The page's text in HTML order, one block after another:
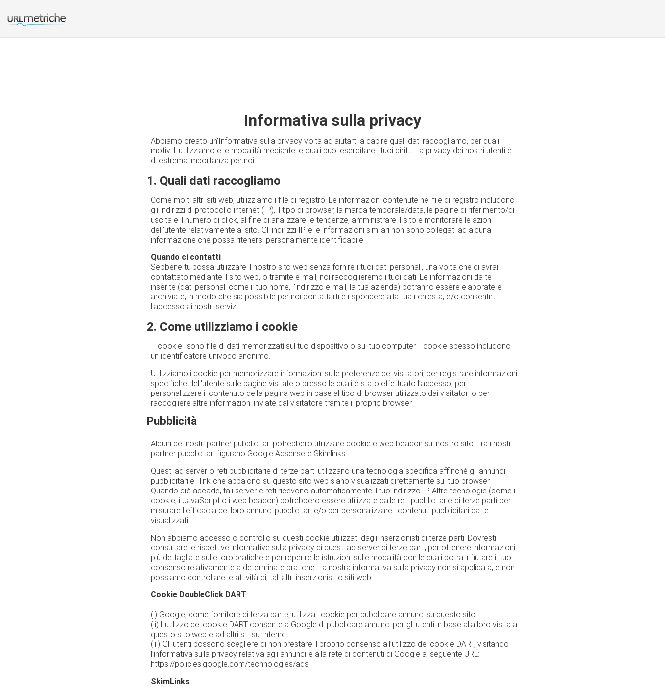
Informativa sulla privacy
Abbiamo creato un’Informativa sulla privacy volta ad aiutarti a capire quali dati raccogliamo, per quali
motivi li utilizziamo e le modalità mediante le quali puoi esercitare i tuoi diritti. La privacy dei nostri utenti è
di estrema importanza per noi.
1. Quali dati raccogliamo
Come molti altri siti web, utilizziamo i file di registro. Le informazioni contenute nei file di registro includono
gli indirizzi di protocollo internet (IP), il tipo di browser, la marca temporale/data, le pagine di riferimento/di
uscita e il numero di click, al fine di analizzare le tendenze, amministrare il sito e monitorare le azioni
dell'utente relativamente al sito. Gli indirizzi IP e le informazioni similari non sono collegati ad alcuna
informazione che possa ritenersi personalmente identificabile.
Quando ci contatti
Sebbene tu possa utilizzare il nostro sito web senza fornire i tuoi dati personali, una volta che ci avrai
contattato mediante il sito web, o tramite e-mail, noi raccoglieremo i tuoi dati. Le informazioni da te
inserite (dati personali come il tuo nome, l’indirizzo e-mail, la tua azienda) potranno essere elaborate e
archiviate, in modo che sia possibile per noi contattarti e rispondere alla tua richiesta, e/o consentirti
l'accesso ai nostri servizi.
2. Come utilizziamo i cookie
I "cookie" sono file di dati memorizzati sul tuo dispositivo o sul tuo computer. I cookie spesso includono
un identificatore univoco anonimo.
Utilizziamo i cookie per memorizzare informazioni sulle preferenze dei visitatori, per registrare informazioni
specifiche dell'utente sulle pagine visitate o presso le quali è stato effettuato l’accesso, per
personalizzare il contenuto della pagina web in base al tipo di browser utilizzato dai visitatori o per
raccogliere altre informazioni inviate dal visitatore tramite il proprio browser.
Pubblicità
Alcuni dei nostri partner pubblicitari potrebbero utilizzare cookie e web beacon sul nostro sito. Tra i nostri
partner pubblicitari figurano Google Adsense e Skimlinks.
Questi ad server o reti pubblicitarie di terze parti utilizzano una tecnologia specifica affinché gli annunci
pubblicitari e i link che appaiono su questo sito web siano visualizzati direttamente sul tuo browser.
Quando ciò accade, tali server e reti ricevono automaticamente il tuo indirizzo IP. Altre tecnologie (come i
cookie, i JavaScript o i web beacon) potrebbero essere utilizzate dalle reti pubblicitarie di terze parti per
misurare l'efficacia dei loro annunci pubblicitari e/o per personalizzare i contenuti pubblicitari da te
visualizzati.
Non abbiamo accesso o controllo su questi cookie utilizzati dagli inserzionisti di terze parti. Dovresti
consultare le rispettive informative sulla privacy di questi ad server di terze parti, per ottenere informazioni
più dettagliate sulle loro pratiche e per reperire le istruzioni sulle modalità con le quali potrai rifiutare il tuo
consenso relativamente a determinate pratiche. La nostra informativa sulla privacy non si applica a, e non
possiamo controllare le attività di, tali altri inserzionisti o siti web.
Cookie DoubleClick DART
(i) Google, come fornitore di terza parte, utilizza i cookie per pubblicare annunci su questo sito.
(ii) L'utilizzo del cookie DART consente a Google di pubblicare annunci per gli utenti in base alla loro visita a
questo sito web e ad altri siti su Internet.
(iii) Gli utenti possono scegliere di non prestare il proprio consenso all’utilizzo del cookie DART, visitando
l’informativa sulla privacy relativa agli annunci e alla rete di contenuti di Google al seguente URL:
https://policies.google.com/technologies/ads
SkimLinks